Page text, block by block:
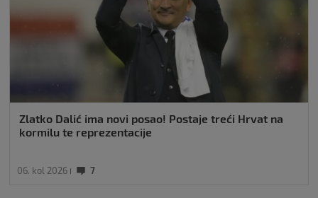
Zlatko Dalić ima novi posao! Postaje treći Hrvat na
kormilu te reprezentacije
06. kol 2026 7